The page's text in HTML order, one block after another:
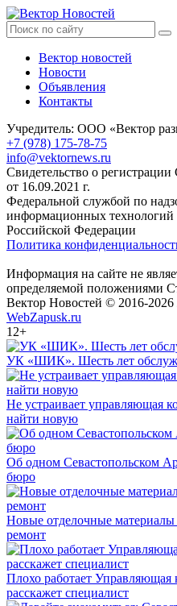
Вектор новостей
Новости
Объявления
Контакты
Учредитель: ООО «Вектор
+7 (978) 175-78-75
info@vektornews.ru
Свидетельство о
от 16.09.2021 г.
Федеральной службой по
информационных
Российской Федерации
Политика
Информация на сайте не
определяемой положениями
Вектор Новостей © 2016-2026
WebZapusk.ru
12+
УК «ШИК». Шесть лет
Не устраивает управляющая
найти новую
Об одном Севастопольском
бюро
Новые отделочные
ремонт
Плохо работает Управляющая
расскажет специалист